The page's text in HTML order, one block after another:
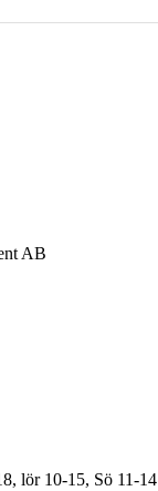
AB
lör 10-15, Sö 11-14